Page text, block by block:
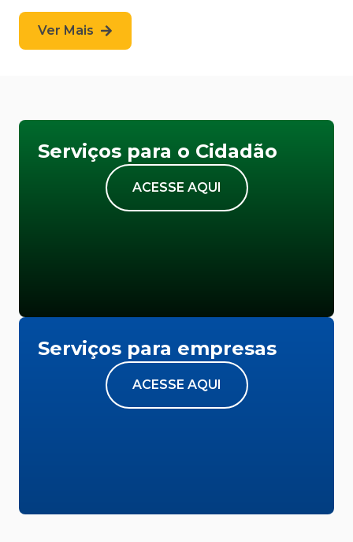
Ver Mais
Serviços para o Cidadão
ACESSE AQUI
Serviços para empresas
ACESSE AQUI